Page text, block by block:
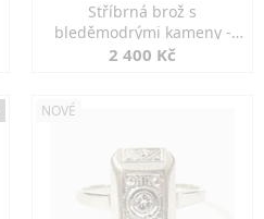
Stříbrná brož s
bleděmodrými kameny -
jemná elegance
2 400 Kč
NOVÉ